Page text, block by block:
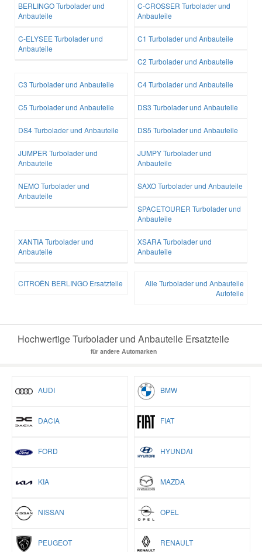
BERLINGO Turbolader und
Anbauteile
C-CROSSER Turbolader und
Anbauteile
C-ELYSEE Turbolader und
Anbauteile
C1 Turbolader und Anbauteile
C2 Turbolader und Anbauteile
C3 Turbolader und Anbauteile C4 Turbolader und Anbauteile
C5 Turbolader und Anbauteile DS3 Turbolader und Anbauteile
DS4 Turbolader und Anbauteile DS5 Turbolader und Anbauteile
JUMPER Turbolader und
Anbauteile
JUMPY Turbolader und
Anbauteile
NEMO Turbolader und
Anbauteile
SAXO Turbolader und Anbauteile
SPACETOURER Turbolader und
Anbauteile
XANTIA Turbolader und
Anbauteile
XSARA Turbolader und
Anbauteile
CITROËN BERLINGO Ersatzteile
Alle Turbolader und Anbauteile
Autoteile
Hochwertige Turbolader und Anbauteile Ersatzteile
für andere Automarken
AUDI BMW
DACIA FIAT
FORD HYUNDAI
KIA MAZDA
NISSAN OPEL
PEUGEOT RENAULT